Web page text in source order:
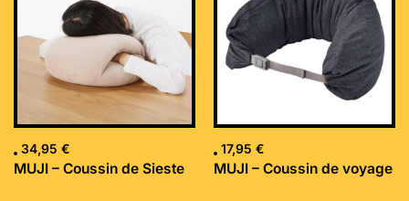
34,95 €
MUJI – Coussin de Sieste
17,95 €
MUJI – Coussin de voyage